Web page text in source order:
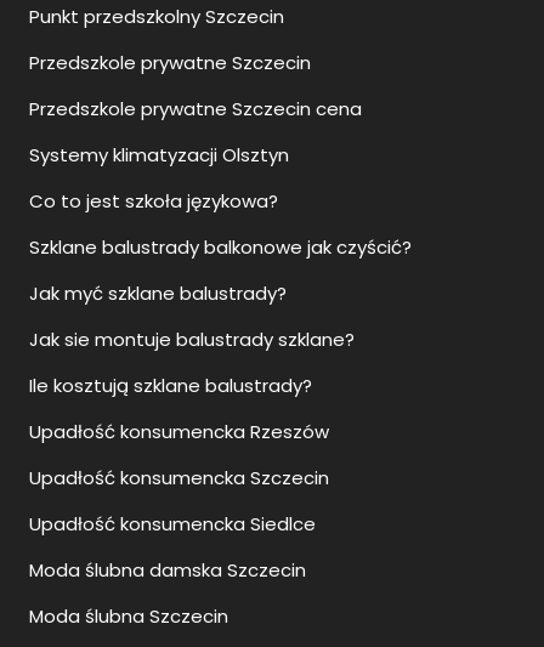
Punkt przedszkolny Szczecin
Przedszkole prywatne Szczecin
Przedszkole prywatne Szczecin cena
Systemy klimatyzacji Olsztyn
Co to jest szkoła językowa?
Szklane balustrady balkonowe jak czyścić?
Jak myć szklane balustrady?
Jak sie montuje balustrady szklane?
Ile kosztują szklane balustrady?
Upadłość konsumencka Rzeszów
Upadłość konsumencka Szczecin
Upadłość konsumencka Siedlce
Moda ślubna damska Szczecin
Moda ślubna Szczecin